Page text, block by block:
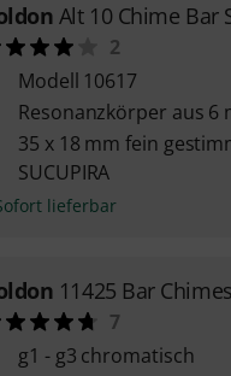
Alt 10 Chime Bar
2
Modell 10617
Resonanzkörper aus
35 x 18 mm fein
SUCUPIRA
lieferbar
11425 Bar Chimes
7
g1 - g3 chromatisch